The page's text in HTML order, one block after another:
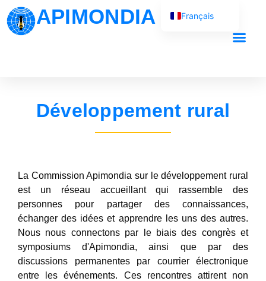
APIMONDIA
Développement rural
La Commission Apimondia sur le développement rural
est un réseau accueillant qui rassemble des
personnes pour partager des connaissances,
échanger des idées et apprendre les uns des autres.
Nous nous connectons par le biais des congrès et
symposiums d'Apimondia, ainsi que par des
discussions permanentes par courrier électronique
entre les événements. Ces rencontres attirent non
Français
Русский